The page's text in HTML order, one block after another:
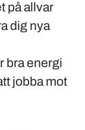
på allvar
dig nya
bra energi
jobba mot